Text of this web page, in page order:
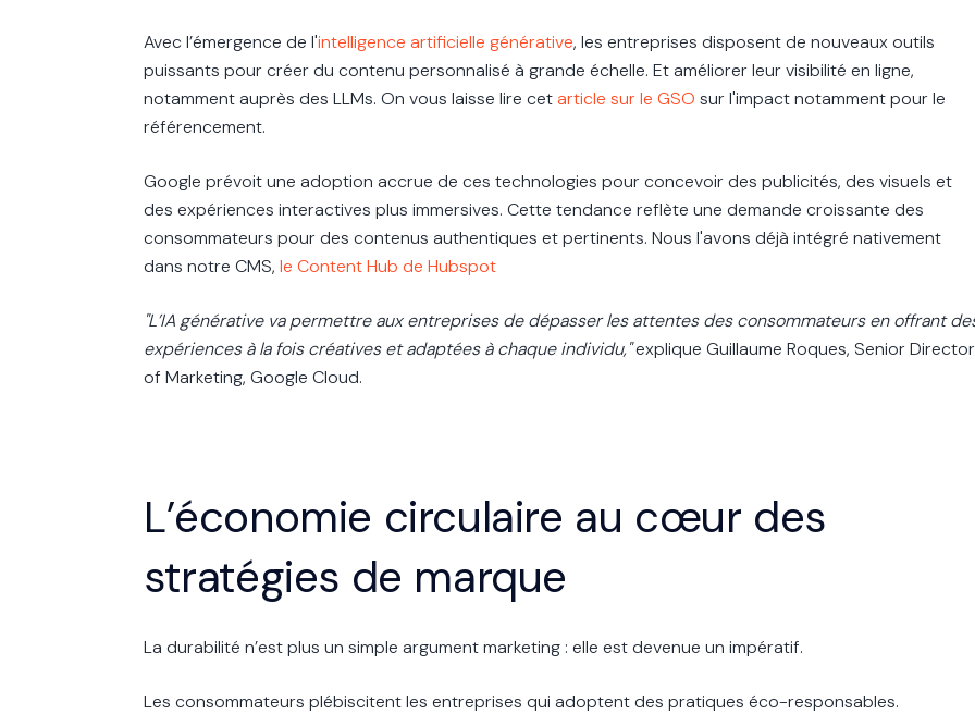
Avec l’émergence de l'intelligence artificielle générative, les entreprises disposent de nouveaux outils
puissants pour créer du contenu personnalisé à grande échelle. Et améliorer leur visibilité en ligne,
notamment auprès des LLMs. On vous laisse lire cetarticle sur le GSO sur l'impact notamment pour le
référencement.
Google prévoit une adoption accrue de ces technologies pour concevoir des publicités, des visuels et
des expériences interactives plus immersives. Cette tendance reflète une demande croissante des
consommateurs pour des contenus authentiques et pertinents. Nous l'avons déjà intégré nativement
dans notre CMS, le Content Hub de Hubspot
"L’IA générative va permettre aux entreprises de dépasser les attentes des consommateurs en offrant
expériences à la fois créatives et adaptées à chaque individu,"explique Guillaume Roques, Senior Director
of Marketing, Google Cloud.
L’économie circulaire au cœur des
stratégies de marque
La durabilité n’est plus un simple argument marketing : elle est devenue un impératif.
Les consommateurs plébiscitent les entreprises qui adoptent des pratiques éco-responsables.